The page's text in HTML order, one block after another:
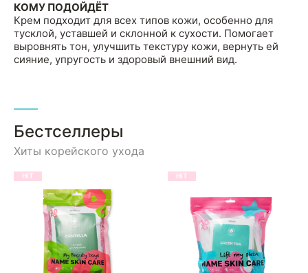
КОМУ ПОДОЙДЁТ
Крем подходит для всех типов кожи, особенно для
тусклой, уставшей и склонной к сухости. Помогает
выровнять тон, улучшить текстуру кожи, вернуть ей
сияние, упругость и здоровый внешний вид.
Бестселлеры
Хиты корейского ухода
HIT HIT